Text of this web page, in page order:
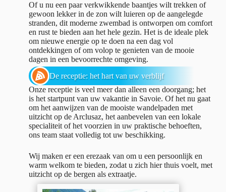
Of u nu een paar verkwikkende baantjes wilt trekken of
gewoon lekker in de zon wilt luieren op de aangelegde
stranden, dit moderne zwembad is ontworpen om comfort
en rust te bieden aan het hele gezin. Het is de ideale plek
om nieuwe energie op te doen na een dag vol
ontdekkingen of om volop te genieten van de mooie
dagen in een bevoorrechte omgeving.
De receptie: het hart van uw verblijf
Onze receptie is veel meer dan alleen een doorgang; het
is het startpunt van uw vakantie in Savoie. Of het nu gaat
om het aanwijzen van de mooiste wandelpaden met
uitzicht op de Arclusaz, het aanbevelen van een lokale
specialiteit of het voorzien in uw praktische behoeften,
ons team staat volledig tot uw beschikking.
Wij maken er een erezaak van om u een persoonlijk en
warm welkom te bieden, zodat u zich hier thuis voelt, met
uitzicht op de bergen als extraatje.